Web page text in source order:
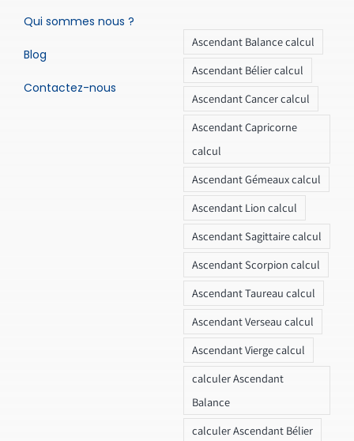
Qui sommes nous ?
Blog
Contactez-nous
Ascendant Balance calcul
Ascendant Bélier calcul
Ascendant Cancer calcul
Ascendant Capricorne
calcul
Ascendant Gémeaux calcul
Ascendant Lion calcul
Ascendant Sagittaire calcul
Ascendant Scorpion calcul
Ascendant Taureau calcul
Ascendant Verseau calcul
Ascendant Vierge calcul
calculer Ascendant
Balance
calculer Ascendant Bélier